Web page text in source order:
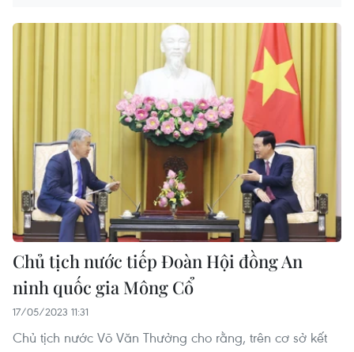
Chủ tịch nước tiếp Đoàn Hội đồng An
ninh quốc gia Mông Cổ
17/05/2023 11:31
Chủ tịch nước Võ Văn Thưởng cho rằng, trên cơ sở kết